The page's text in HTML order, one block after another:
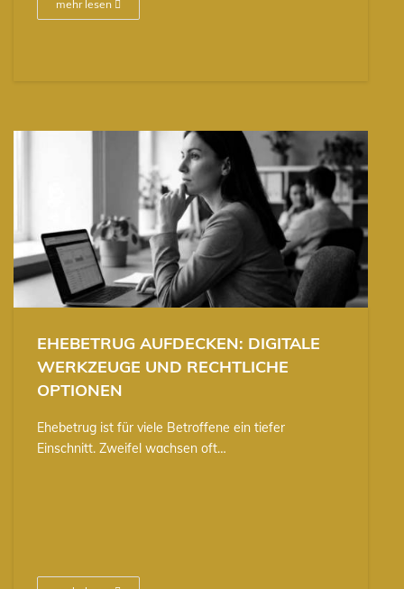
mehr lesen
EHEBETRUG AUFDECKEN: DIGITALE
WERKZEUGE UND RECHTLICHE
OPTIONEN
Ehebetrug ist für viele Betroffene ein tiefer
Einschnitt. Zweifel wachsen oft…